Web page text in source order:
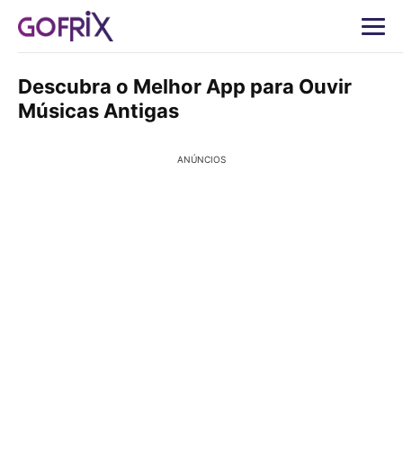
Descubra o Melhor App para Ouvir
Músicas Antigas
ANÚNCIOS